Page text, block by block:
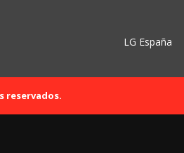
LG España
reservados.